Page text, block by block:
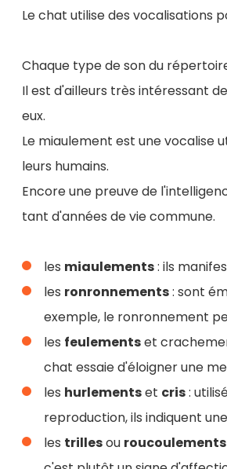
Le chat utilise des vocalisations
Chaque type de son du
Il est d'ailleurs très intéressant
eux.
Le miaulement est une vocalise
leurs humains.
Encore une preuve de
tant d'années de vie commune.
les miaulements: ils
les ronronnements: sont
exemple, le ronronnement
les feulementset
chat essaie d'éloigner une
les hurlementset cris:
reproduction, ils indiquent
les trillesou roucoulements